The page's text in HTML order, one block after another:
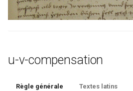
handDesc
handShift
head
u-v-compensation
Règle générale Textes latins